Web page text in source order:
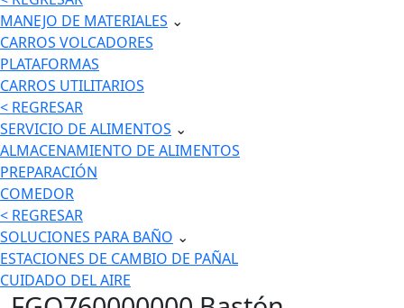
MANEJO DE MATERIALES ⌄
CARROS VOLCADORES
PLATAFORMAS
CARROS UTILITARIOS
< REGRESAR
SERVICIO DE ALIMENTOS ⌄
ALMACENAMIENTO DE ALIMENTOS
PREPARACIÓN
COMEDOR
< REGRESAR
SOLUCIONES PARA BAÑO ⌄
ESTACIONES DE CAMBIO DE PAÑAL
CUIDADO DEL AIRE